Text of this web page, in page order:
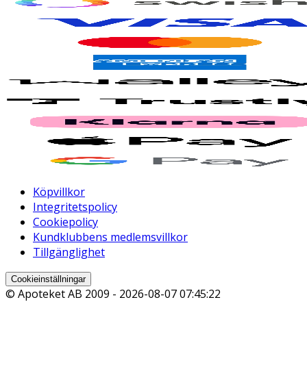
Köpvillkor
Integritetspolicy
Cookiepolicy
Kundklubbens medlemsvillkor
Tillgänglighet
Cookieinställningar
© Apoteket AB 2009 - 2026-08-07 07:45:22